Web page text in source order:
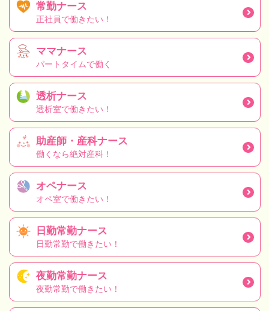
常勤ナース
正社員で働きたい！
ママナース
パートタイムで働く
透析ナース
透析室で働きたい！
助産師・産科ナース
働くなら絶対産科！
オペナース
オペ室で働きたい！
日勤常勤ナース
日勤常勤で働きたい！
夜勤常勤ナース
夜勤常勤で働きたい！